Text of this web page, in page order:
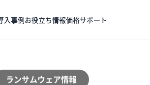
入事例お役立ち情報価格サポート
ランサムウェア情報